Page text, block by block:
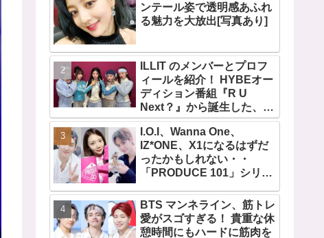
ンテール姿で透明感あふれ
る魅力を大放出[写真あり]
ILLIT のメンバーとプロフ
ィールを紹介！ HYBEオー
ディション番組『R U
Next？』から誕生した、日
本人のイロハとモカを含む
5人組ガールズグループ！
デビュー曲「Magnetic」が
いきなりの大ヒット
I.O.I、Wanna One、
IZ*ONE、X1になるはずだ
ったかもしれない・・
「PRODUCE 101」シリー
せられた練習生12人の氏名
が公表
BTS マンネライン、筋トレ
愛がスゴすぎる！ 貴重な休
憩時間にもハードに筋肉を